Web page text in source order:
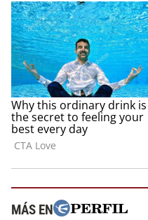
MÁS EN